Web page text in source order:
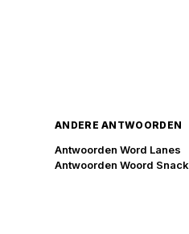
ANDERE ANTWOORDEN
Antwoorden Word Lanes
Antwoorden Woord Snack